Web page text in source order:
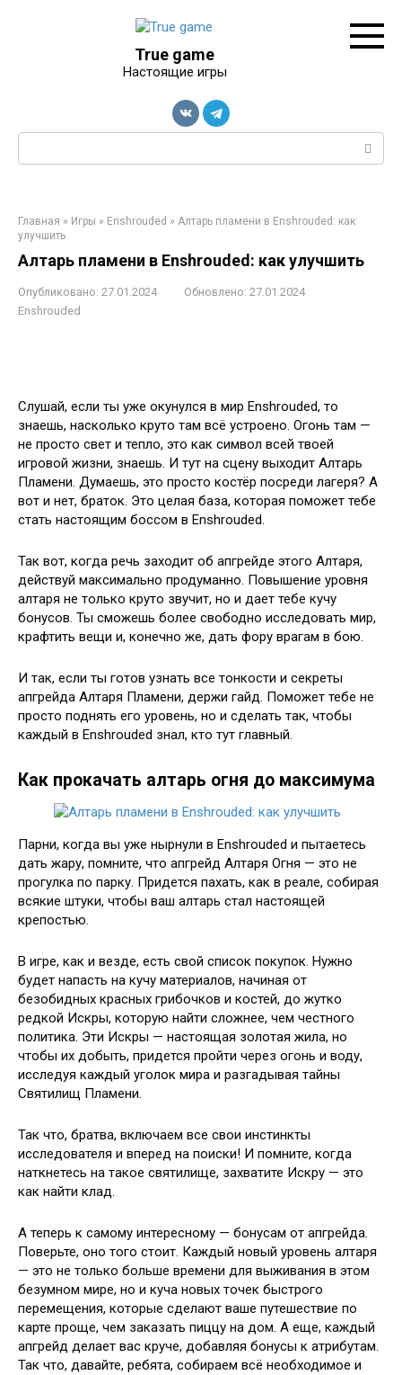
True game
Настоящие игры
Поиск:
Главная » Игры » Enshrouded » Алтарь пламени в Enshrouded: как
улучшить
Алтарь пламени в Enshrouded: как улучшить
Опубликовано: 27.01.2024 Обновлено: 27.01.2024
Enshrouded
Слушай, если ты уже окунулся в мир Enshrouded, то
знаешь, насколько круто там всё устроено. Огонь там —
не просто свет и тепло, это как символ всей твоей
игровой жизни, знаешь. И тут на сцену выходит Алтарь
Пламени. Думаешь, это просто костёр посреди лагеря? А
вот и нет, браток. Это целая база, которая поможет тебе
стать настоящим боссом в Enshrouded.
Так вот, когда речь заходит об апгрейде этого Алтаря,
действуй максимально продуманно. Повышение уровня
алтаря не только круто звучит, но и дает тебе кучу
бонусов. Ты сможешь более свободно исследовать мир,
крафтить вещи и, конечно же, дать фору врагам в бою.
И так, если ты готов узнать все тонкости и секреты
апгрейда Алтаря Пламени, держи гайд. Поможет тебе не
просто поднять его уровень, но и сделать так, чтобы
каждый в Enshrouded знал, кто тут главный.
Как прокачать алтарь огня до максимума
Парни, когда вы уже нырнули в Enshrouded и пытаетесь
дать жару, помните, что апгрейд Алтаря Огня — это не
прогулка по парку. Придется пахать, как в реале, собирая
всякие штуки, чтобы ваш алтарь стал настоящей
крепостью.
В игре, как и везде, есть свой список покупок. Нужно
будет напасть на кучу материалов, начиная от
безобидных красных грибочков и костей, до жутко
редкой Искры, которую найти сложнее, чем честного
политика. Эти Искры — настоящая золотая жила, но
чтобы их добыть, придется пройти через огонь и воду,
исследуя каждый уголок мира и разгадывая тайны
Святилищ Пламени.
Так что, братва, включаем все свои инстинкты
исследователя и вперед на поиски! И помните, когда
наткнетесь на такое святилище, захватите Искру — это
как найти клад.
А теперь к самому интересному — бонусам от апгрейда.
Поверьте, оно того стоит. Каждый новый уровень алтаря
— это не только больше времени для выживания в этом
безумном мире, но и куча новых точек быстрого
перемещения, которые сделают ваше путешествие по
карте проще, чем заказать пиццу на дом. А еще, каждый
апгрейд делает вас круче, добавляя бонусы к атрибутам.
Так что, давайте, ребята, собираем всё необходимое и